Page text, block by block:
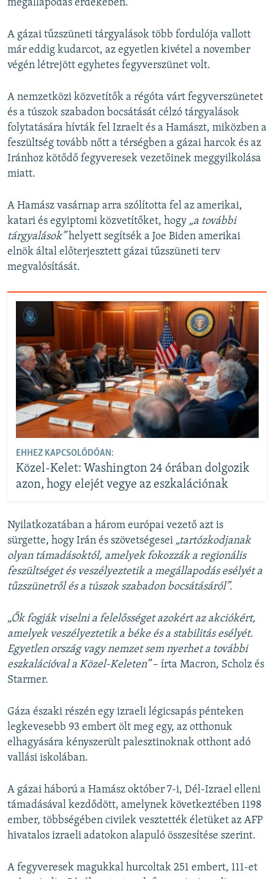
megállapodás érdekében.
A gázai tűzszüneti tárgyalások több fordulója vallott
már eddig kudarcot, az egyetlen kivétel a november
végén létrejött egyhetes fegyverszünet volt.
A nemzetközi közvetítők a régóta várt fegyverszünetet
és a túszok szabadon bocsátását célzó tárgyalások
folytatására hívták fel Izraelt és a Hamászt, miközben a
feszültség tovább nőtt a térségben a gázai harcok és az
Iránhoz kötődő fegyveresek vezetőinek meggyilkolása
miatt.
A Hamász vasárnap arra szólította fel az amerikai,
katari és egyiptomi közvetítőket, hogy „a további
tárgyalások”helyett segítsék a Joe Biden amerikai
elnök által előterjesztett gázai tűzszüneti terv
megvalósítását.
EHHEZ KAPCSOLÓDÓAN:
Közel-Kelet: Washington 24 órában dolgozik
azon, hogy elejét vegye az eszkalációnak
Nyilatkozatában a három európai vezető azt is
sürgette, hogy Irán és szövetségesei „tartózkodjanak
olyan támadásoktól, amelyek fokozzák a regionális
feszültséget és veszélyeztetik a megállapodás esélyét a
tűzszünetről és a túszok szabadon bocsátásáról”.
„Ők fogják viselni a felelősséget azokért az akciókért,
amelyek veszélyeztetik a béke és a stabilitás esélyét.
Egyetlen ország vagy nemzet sem nyerhet a további
eszkalációval a Közel-Keleten”– írta Macron, Scholz és
Starmer.
Gáza északi részén egy izraeli légicsapás pénteken
legkevesebb 93 embert ölt meg egy, az otthonuk
elhagyására kényszerült palesztinoknak otthont adó
vallási iskolában.
A gázai háború a Hamász október 7-i, Dél-Izrael elleni
támadásával kezdődött, amelynek következtében 1198
ember, többségében civilek vesztették életüket az AFP
hivatalos izraeli adatokon alapuló összesítése szerint.
A fegyveresek magukkal hurcoltak 251 embert, 111-et